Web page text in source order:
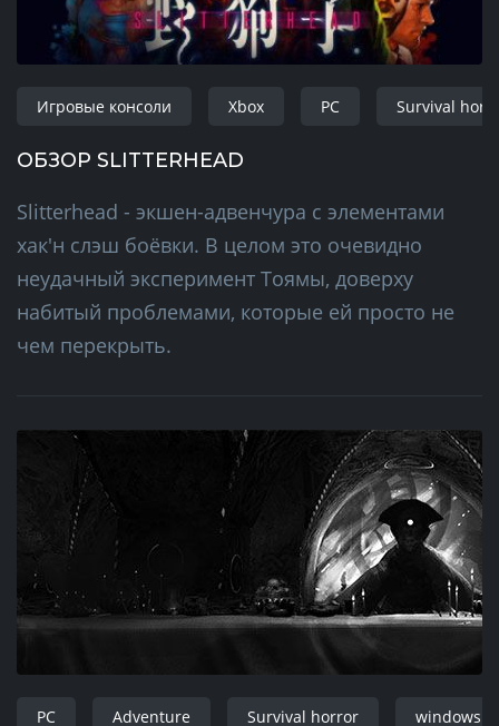
Игровые консоли Xbox PC Survival
ОБЗОР SLITTERHEAD
Slitterhead - экшен-адвенчура с элементами
хак'н слэш боёвки. В целом это очевидно
неудачный эксперимент Тоямы, доверху
набитый проблемами, которые ей просто не
чем перекрыть.
PC Adventure Survival horror windows